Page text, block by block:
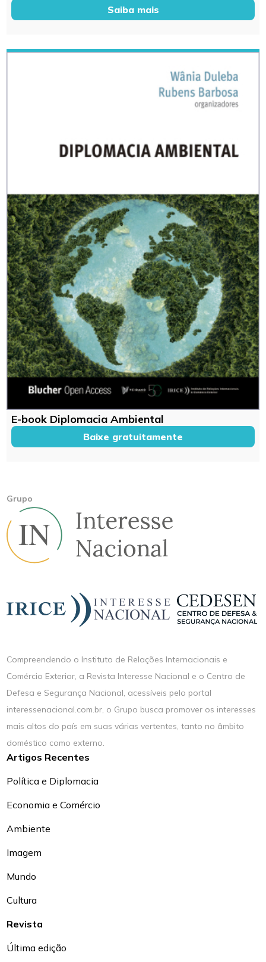
Saiba mais
E-book Diplomacia Ambiental
Baixe gratuitamente
Grupo
Compreendendo o Instituto de Relações Internacionais e
Comércio Exterior, a Revista Interesse Nacional e o Centro de
Defesa e Segurança Nacional, acessíveis pelo portal
interessenacional.com.br, o Grupo busca promover os interesses
mais altos do país em suas várias vertentes, tanto no âmbito
doméstico como externo.
Artigos Recentes
Política e Diplomacia
Economia e Comércio
Ambiente
Imagem
Mundo
Cultura
Revista
Última edição